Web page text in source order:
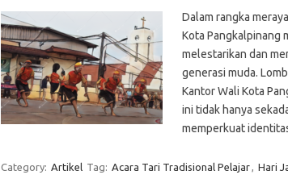
Dalam rangka
Kota Pangkalpinang
melestarikan dan
generasi muda.
Kantor Wali Kota
ini tidak hanya
memperkuat
Category: Artikel Tag: Acara Tari Tradisional Pelajar Hari